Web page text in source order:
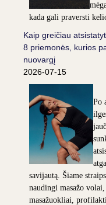
kada gali praversti
Kaip greičiau
8 priemonės, kurios
nuovargį
2026-07-15
Po
savijautą. Šiame
naudingi masažo
masažuokliai,